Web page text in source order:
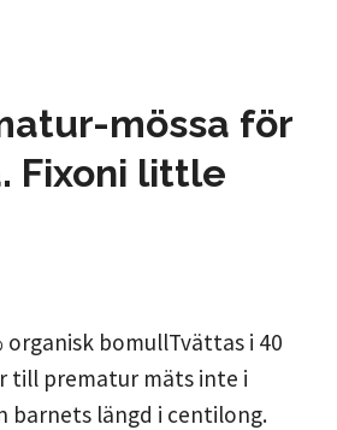
mössa för
Fixoni little
organisk bomullTvättas i 40
till prematur mäts inte i
barnets längd i centilong.